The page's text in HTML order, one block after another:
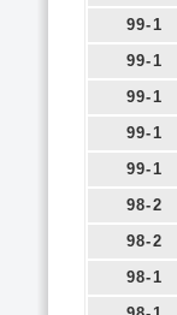
99-1
99-1
99-1
99-1
99-1
98-2
98-2
98-1